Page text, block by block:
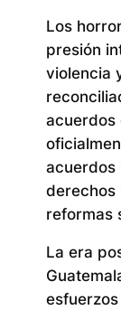
Los
presión
violencia
acuerdos
acuerdos
derechos
reformas
La era